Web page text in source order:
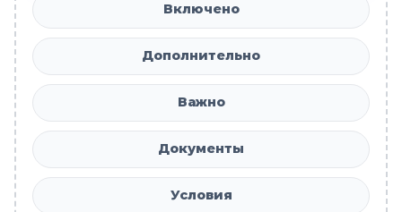
Включено
Дополнительно
Важно
Документы
Условия